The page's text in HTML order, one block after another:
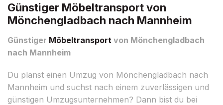
Günstiger Möbeltransport von
Mönchengladbach nach Mannheim
Günstiger Möbeltransport von Mönchengladbach
nach Mannheim
Du planst einen Umzug von Mönchengladbach nach
Mannheim und suchst nach einem zuverlässigen und
günstigen Umzugsunternehmen? Dann bist du bei